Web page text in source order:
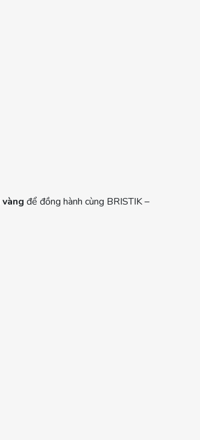
vàng để đồng hành cùng BRISTIK –